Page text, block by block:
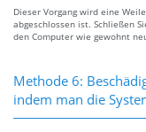
Dieser Vorgang wird eine
abgeschlossen ist. Schließen
den Computer wie gewohnt
Methode 6:
indem man die